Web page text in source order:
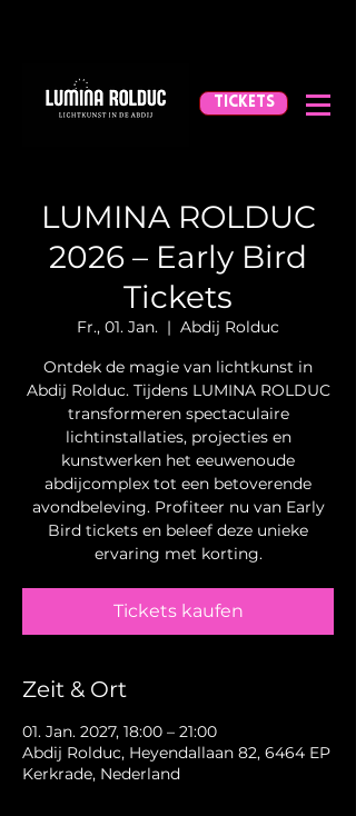
TICKETS
LUMINA ROLDUC
2026 – Early Bird
Tickets
Fr., 01. Jan.
  |
Abdij Rolduc
Ontdek de magie van lichtkunst in
Abdij Rolduc. Tijdens LUMINA ROLDUC
transformeren spectaculaire
lichtinstallaties, projecties en
kunstwerken het eeuwenoude
abdijcomplex tot een betoverende
avondbeleving. Profiteer nu van Early
Bird tickets en beleef deze unieke
ervaring met korting.
Tickets kaufen
Zeit & Ort
01. Jan. 2027, 18:00 – 21:00
Abdij Rolduc, Heyendallaan 82, 6464 EP
Kerkrade, Nederland